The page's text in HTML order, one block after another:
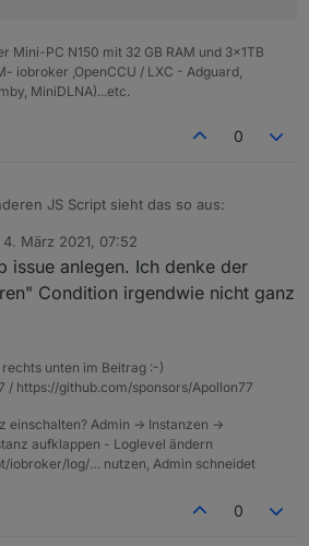
Mini-PC N150 mit 32 GB RAM und 3x1TB
iobroker ,OpenCCU / LXC - Adguard,
MiniDLNA)...etc.
0
JS Script sieht das so aus:
60 * * * *", async function () {
{
{
4. März 2021, 07:52
von
issue anlegen. Ich denke der
Condition irgendwie nicht ganz
unten im Beitrag :-)
/ https://github.com/sponsors/Apollon77
einschalten? Admin -> Instanzen ->
aufklappen - Loglevel ändern
iobroker/log/… nutzen, Admin schneidet
0